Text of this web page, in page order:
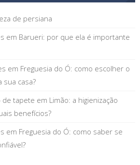
de persiana
em Barueri: por que ela é importante
em Freguesia do Ó: como escolher o
sua casa?
tapete em Limão: a higienização
benefícios?
em Freguesia do Ó: como saber se